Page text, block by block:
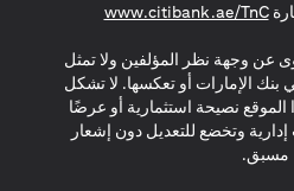
www.citibank.ae/TnC
in a new tab
سوى عن وجهة نظر المؤلفين ولا تمثل
الإمارات أو تعكسها. لا تشكل
الموقع نصيحة استثمارية أو عرضًا
إدارية وتخضع للتعديل دون إشعار
مسبق.